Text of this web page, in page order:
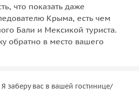
что показать даже
Крыма, есть чем
Бали и Мексикой туриста.
обратно в место вашего
заберу вас в вашей гостинице/